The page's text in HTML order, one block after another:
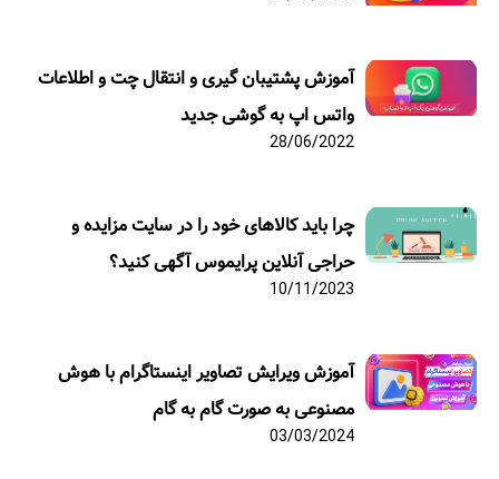
آموزش پشتیبان گیری و انتقال چت و اطلاعات
واتس اپ به گوشی جدید
28/06/2022
چرا باید کالاهای خود را در سایت مزایده و
حراجی آنلاین پرایموس آگهی کنید؟
10/11/2023
آموزش ویرایش تصاویر اینستاگرام با هوش
مصنوعی به صورت گام به گام
03/03/2024